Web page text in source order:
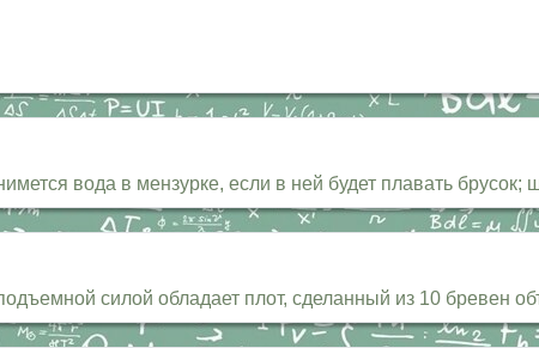
вода в мензурке, если в ней будет плавать брусок;
силой обладает плот, сделанный из 10 бревен